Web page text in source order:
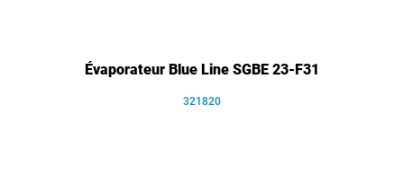
Évaporateur Blue Line SGBE 23-F31
321820